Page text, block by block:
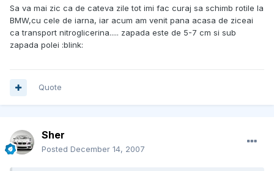
Sa va mai zic ca de cateva zile tot imi fac curaj sa schimb rotile la
BMW,cu cele de iarna, iar acum am venit pana acasa de ziceai
ca transport nitroglicerina..... zapada este de 5-7 cm si sub
zapada polei :blink:
Quote
Sher
Posted December 14, 2007